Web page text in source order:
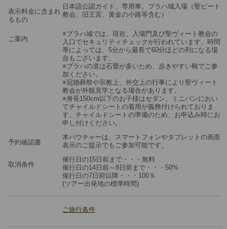
表示料金に含まれ
るもの
日本語公認ガイド、専用車、プラハ城入場（聖ビート
教会、旧王宮、黄金の小路等含む）
ご案内
※プラハ城では、現在、入場門及び聖ヴィート教会の
入口でセキュリティチェックが行われています。時間
帯によっては、5分から最長で60分ほどの列になる場
合もございます。
※プラハの道は石畳が多いため、歩きやすい靴でご参
加ください。
※冠婚葬祭や宗教上、外交上の行事により聖ヴィート
教会が外観見学となる場合があります。
※身長150cm以下のお子様はセダン、ミニバンにおい
てチャイルドシートの着用が義務付けられておりま
す。チャイルドシートの準備のため、お申込み時にお
申し付けください。
予約確認書
本バウチャーは、スマートフォンやタブレットの画面
表示のご提示でもご参加可能です。
取消条件
催行日の15日前まで・・・無料
催行日の14日前～8日前まで・・・50%
催行日の7日前以降・・・100％
(ツアー出発地の標準時間)
ご旅行条件